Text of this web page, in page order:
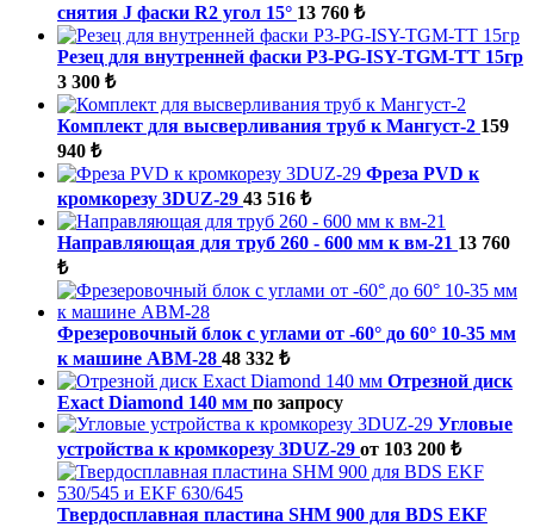
снятия J фаски R2 угол 15° 13 760 ₺
Резец для внутренней фаски P3-PG-ISY-TGM-ТТ 15гр
3 300 ₺
Комплект для высверливания труб к Мангуст-2 159
940 ₺
Фреза PVD к
кромкорезу 3DUZ-29 43 516 ₺
Направляющая для труб 260 - 600 мм к вм-21 13 760
₺
Фрезеровочный блок с углами от -60° до 60° 10-35 мм
к машине ABM-28 48 332 ₺
Отрезной диск
Exact Diamond 140 мм по запросу
Угловые
устройства к кромкорезу 3DUZ-29 от 103 200 ₺
Твердосплавная пластина SHM 900 для BDS EKF